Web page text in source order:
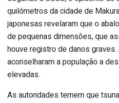
quilómetros da cidade de
japonesas revelaram que o
de pequenas dimensões, que
houve registro de danos
aconselharam a população a
elevadas.
As autoridades temem que